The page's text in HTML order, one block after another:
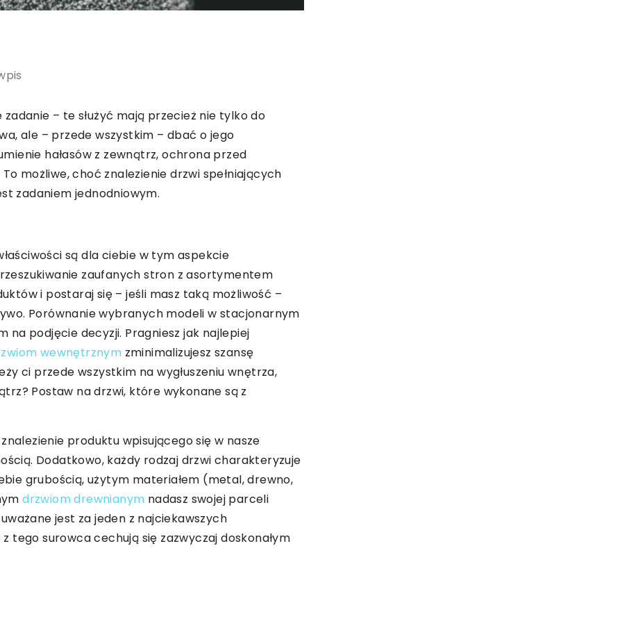
– te służyć mają przecież nie tylko do
ale – przede wszystkim – dbać o jego
hałasów z zewnątrz, ochrona przed
możliwe, choć znalezienie drzwi spełniających
zadaniem jednodniowym.
są dla ciebie w tym aspekcie
zaufanych stron z asortymentem
i postaraj się – jeśli masz taką możliwość –
Porównanie wybranych modeli w stacjonarnym
na podjęcie decyzji. Pragniesz jak najlepiej
wewnętrznym zminimalizujesz szansę
ci przede wszystkim na wygłuszeniu wnętrza,
Postaw na drzwi, które wykonane są z
produktu wpisującego się w nasze
Dodatkowo, każdy rodzaj drzwi charakteryzuje
grubością, użytym materiałem (metal, drewno,
drzwiom drewnianym nadasz swojej parceli
jest za jeden z najciekawszych
tego surowca cechują się zazwyczaj doskonałym